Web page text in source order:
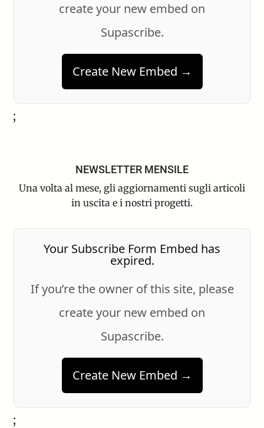
create your new embed on
Supascribe.
Create New Embed →
;
NEWSLETTER MENSILE
Una volta al mese, gli aggiornamenti sugli articoli
in uscita e i nostri progetti.
Your Subscribe Form Embed has
expired.
If you’re the owner of this site, please
create your new embed on
Supascribe.
Create New Embed →
;